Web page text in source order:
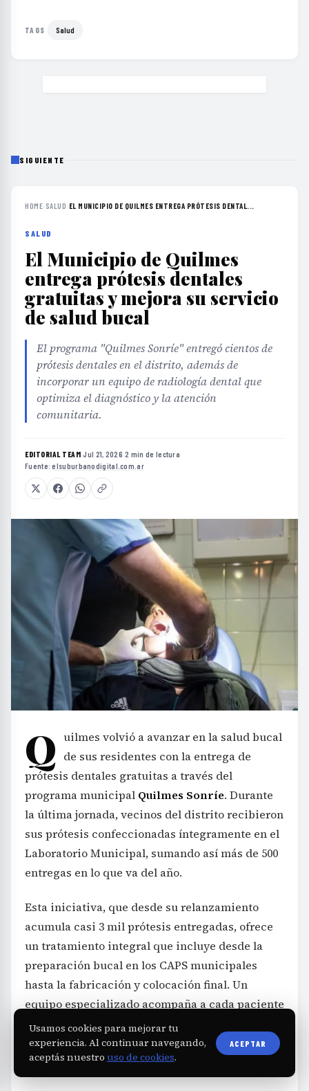
TAGS Salud
SIGUIENTE
HOME› SALUD› EL MUNICIPIO DE QUILMES ENTREGA PRÓTESIS DENTAL...
SALUD
El Municipio de Quilmes
entrega prótesis dentales
gratuitas y mejora su servicio
de salud bucal
El programa "Quilmes Sonríe" entregó cientos de
prótesis dentales en el distrito, además de
incorporar un equipo de radiología dental que
optimiza el diagnóstico y la atención
comunitaria.
EDITORIAL TEAM·Jul 21, 2026·2 min de lectura·
Fuente:elsuburbanodigital.com.ar
Q uilmes volvió a avanzar en la salud bucal
de sus residentes con la entrega de
prótesis dentales gratuitas a través del
programa municipal Quilmes Sonríe. Durante
la última jornada, vecinos del distrito recibieron
sus prótesis confeccionadas íntegramente en el
Laboratorio Municipal, sumando así más de 500
entregas en lo que va del año.
Esta iniciativa, que desde su relanzamiento
acumula casi 3 mil prótesis entregadas, ofrece
un tratamiento integral que incluye desde la
preparación bucal en los CAPS municipales
hasta la fabricación y colocación final. Un
equipo especializado acompaña a cada paciente
en todas las etapas, desde la gestión de turnos
hasta controles y seguimiento personalizados,
garantizando un apoyo constante.
Usamos cookies para mejorar tu
experiencia. Al continuar navegando,
aceptás nuestro uso de cookies.
ACEPTAR